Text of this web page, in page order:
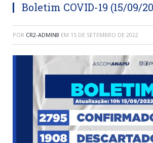
Boletim COVID-19 (15/09/
POR CR2-ADMIN8 EM 15 DE SETEMBRO DE 2022